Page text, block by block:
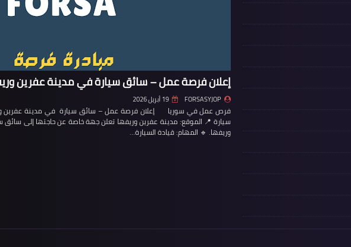
إعلان فرصة عمل – سائق سيارة في مدينة عفرين
FORSASYJOP 19 أبريل 2026
فرص عمل في سوريا إعلان فرصة عمل – سائق سيارة في مدينة عفرين
سيارة 📍 الموقع: مدينة عفرين وريفها تعلن جهة خاصة عن حاجتها إلى
وريفها. 🔹 المهام: قيادة السيارة…